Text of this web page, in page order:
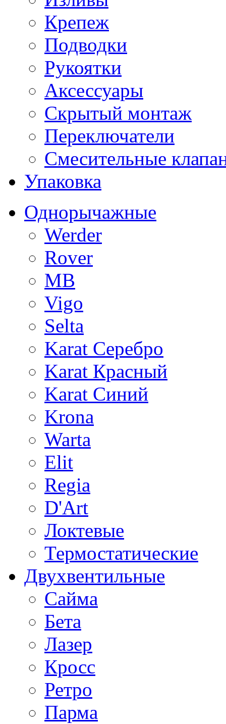
Крепеж
Подводки
Рукоятки
Аксессуары
Скрытый монтаж
Переключатели
Смесительные
Упаковка
Однорычажные
Werder
Rover
MB
Vigo
Selta
Karat Серебро
Karat Красный
Karat Синий
Krona
Warta
Elit
Regia
D'Art
Локтевые
Термостатические
Двухвентильные
Сайма
Бета
Лазер
Кросс
Ретро
Парма